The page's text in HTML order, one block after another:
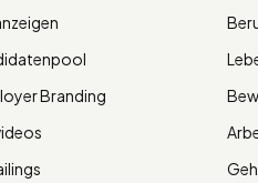
Branding